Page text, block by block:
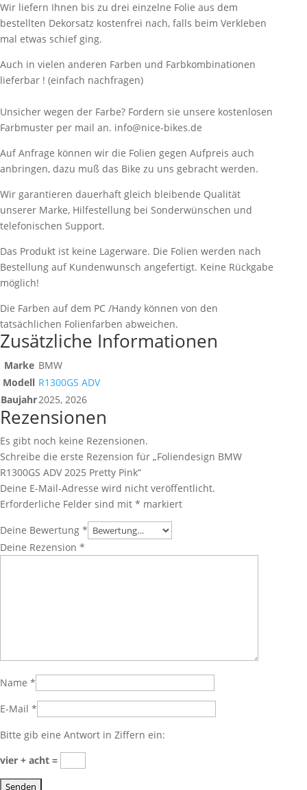
Wir liefern Ihnen bis zu drei einzelne Folie aus dem
bestellten Dekorsatz kostenfrei nach, falls beim Verkleben
mal etwas schief ging.
Auch in vielen anderen Farben und Farbkombinationen
lieferbar ! (einfach nachfragen)
Unsicher wegen der Farbe? Fordern sie unsere kostenlosen
Farbmuster per mail an. info@nice-bikes.de
Auf Anfrage können wir die Folien gegen Aufpreis auch
anbringen, dazu muß das Bike zu uns gebracht werden.
Wir garantieren dauerhaft gleich bleibende Qualität
unserer Marke, Hilfestellung bei Sonderwünschen und
telefonischen Support.
Das Produkt ist keine Lagerware. Die Folien werden nach
Bestellung auf Kundenwunsch angefertigt. Keine Rückgabe
möglich!
Die Farben auf dem PC /Handy können von den
tatsächlichen Folienfarben abweichen.
Zusätzliche Informationen
Marke BMW
Modell R1300GS ADV
Baujahr2025, 2026
Rezensionen
Es gibt noch keine Rezensionen.
Schreibe die erste Rezension für „Foliendesign BMW
R1300GS ADV 2025 Pretty Pink“
Deine E-Mail-Adresse wird nicht veröffentlicht.
Erforderliche Felder sind mit * markiert
Deine Bewertung *
Deine Rezension *
Name *
E-Mail *
Bitte gib eine Antwort in Ziffern ein:
vier + acht =